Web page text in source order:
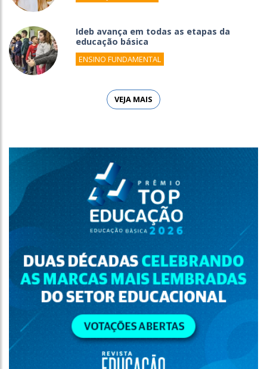
Ideb avança em todas as etapas da
educação básica
ENSINO FUNDAMENTAL
VEJA MAIS